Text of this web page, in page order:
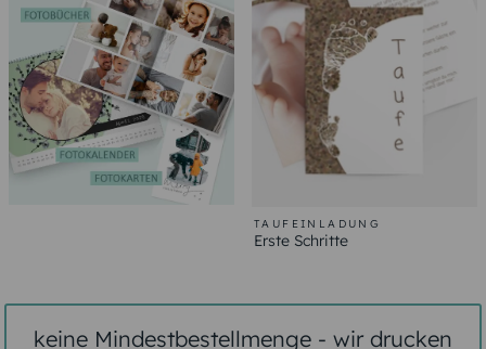
TAUFEINLADUNG
Erste Schritte
keine Mindestbestellmenge - wir drucken